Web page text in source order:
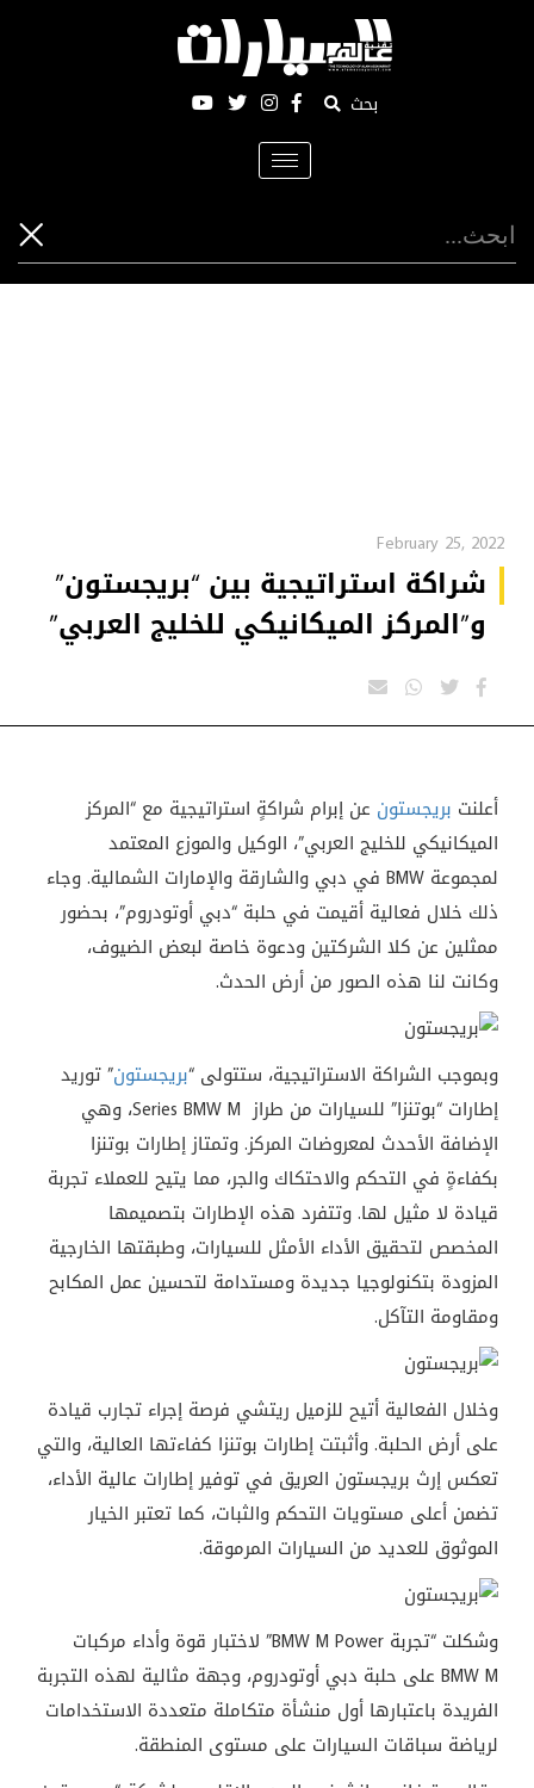
بحث
Toggle
navigation
February 25, 2022
شراكة استراتيجية بين “بريجستون”
و”المركز الميكانيكي للخليج العربي”
أعلنت بريجستون عن إبرام شراكةٍ استراتيجية مع “المركز
الميكانيكي للخليج العربي”، الوكيل والموزع المعتمد
لمجموعة BMW في دبي والشارقة والإمارات الشمالية. وجاء
ذلك خلال فعالية أقيمت في حلبة “دبي أوتودروم”، بحضور
ممثلين عن كلا الشركتين ودعوة خاصة لبعض الضيوف،
وكانت لنا هذه الصور من أرض الحدث.
وبموجب الشراكة الاستراتيجية، ستتولى “بريجستون” توريد
إطارات “بوتنزا” للسيارات من طراز Series BMW M، وهي
الإضافة الأحدث لمعروضات المركز. وتمتاز إطارات بوتنزا
بكفاءةٍ في التحكم والاحتكاك والجر، مما يتيح للعملاء تجربة
قيادة لا مثيل لها. وتتفرد هذه الإطارات بتصميمها
المخصص لتحقيق الأداء الأمثل للسيارات، وطبقتها الخارجية
المزودة بتكنولوجيا جديدة ومستدامة لتحسين عمل المكابح
ومقاومة التآكل.
وخلال الفعالية أتيح للزميل ريتشي فرصة إجراء تجارب قيادة
على أرض الحلبة. وأثبتت إطارات بوتنزا كفاءتها العالية، والتي
تعكس إرث بريجستون العريق في توفير إطارات عالية الأداء،
تضمن أعلى مستويات التحكم والثبات، كما تعتبر الخيار
الموثوق للعديد من السيارات المرموقة.
وشكلت “تجربة BMW M Power” لاختبار قوة وأداء مركبات
BMW M على حلبة دبي أوتودروم، وجهة مثالية لهذه التجربة
الفريدة باعتبارها أول منشأة متكاملة متعددة الاستخدامات
لرياضة سباقات السيارات على مستوى المنطقة.